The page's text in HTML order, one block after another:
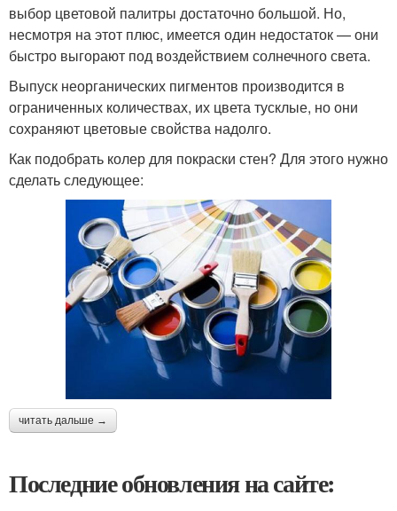
выбор цветовой палитры достаточно большой. Но,
несмотря на этот плюс, имеется один недостаток — они
быстро выгорают под воздействием солнечного света.
Выпуск неорганических пигментов производится в
ограниченных количествах, их цвета тусклые, но они
сохраняют цветовые свойства надолго.
Как подобрать колер для покраски стен? Для этого нужно
сделать следующее:
читать дальше →
Последние обновления на сайте: